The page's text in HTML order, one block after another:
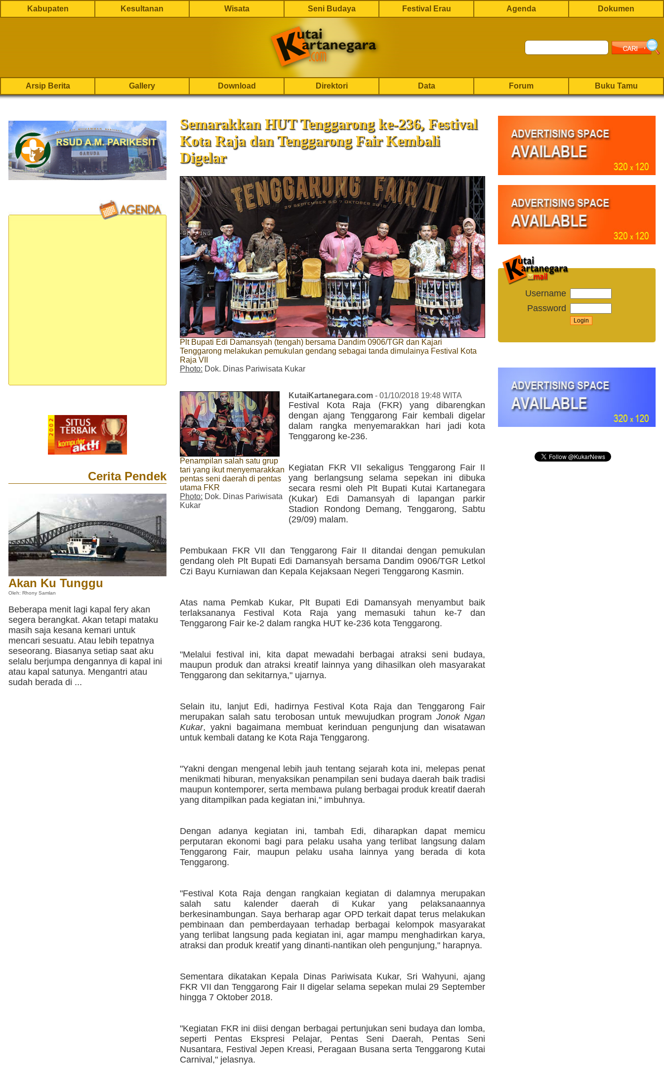
Kabupaten Kesultanan Wisata Seni Budaya Festival Erau Agenda Dokumen
Arsip Berita Gallery Download Direktori Data Forum Buku Tamu
Cerita Pendek
Akan Ku Tunggu
Oleh: Rhony Samlan
Beberapa menit lagi kapal fery akan
segera berangkat. Akan tetapi mataku
masih saja kesana kemari untuk
mencari sesuatu. Atau lebih tepatnya
seseorang. Biasanya setiap saat aku
selalu berjumpa dengannya di kapal ini
atau kapal satunya. Mengantri atau
sudah berada di ...
Semarakkan HUT Tenggarong ke-236, Festival
Kota Raja dan Tenggarong Fair Kembali
Digelar
Plt Bupati Edi Damansyah (tengah) bersama Dandim 0906/TGR dan Kajari
Tenggarong melakukan pemukulan gendang sebagai tanda dimulainya Festival Kota
Raja VII
Photo: Dok. Dinas Pariwisata Kukar
Penampilan salah satu grup
tari yang ikut menyemarakkan
pentas seni daerah di pentas
utama FKR
Photo: Dok. Dinas Pariwisata
Kukar
KutaiKartanegara.com - 01/10/2018 19:48 WITA
Festival Kota Raja (FKR) yang dibarengkan
dengan ajang Tenggarong Fair kembali digelar
dalam rangka menyemarakkan hari jadi kota
Tenggarong ke-236.
Kegiatan FKR VII sekaligus Tenggarong Fair II
yang berlangsung selama sepekan ini dibuka
secara resmi oleh Plt Bupati Kutai Kartanegara
(Kukar) Edi Damansyah di lapangan parkir
Stadion Rondong Demang, Tenggarong, Sabtu
(29/09) malam.
Pembukaan FKR VII dan Tenggarong Fair II ditandai dengan pemukulan
gendang oleh Plt Bupati Edi Damansyah bersama Dandim 0906/TGR Letkol
Czi Bayu Kurniawan dan Kepala Kejaksaan Negeri Tenggarong Kasmin.
Atas nama Pemkab Kukar, Plt Bupati Edi Damansyah menyambut baik
terlaksananya Festival Kota Raja yang memasuki tahun ke-7 dan
Tenggarong Fair ke-2 dalam rangka HUT ke-236 kota Tenggarong.
"Melalui festival ini, kita dapat mewadahi berbagai atraksi seni budaya,
maupun produk dan atraksi kreatif lainnya yang dihasilkan oleh masyarakat
Tenggarong dan sekitarnya," ujarnya.
Selain itu, lanjut Edi, hadirnya Festival Kota Raja dan Tenggarong Fair
merupakan salah satu terobosan untuk mewujudkan program Jonok Ngan
Kukar, yakni bagaimana membuat kerinduan pengunjung dan wisatawan
untuk kembali datang ke Kota Raja Tenggarong.
"Yakni dengan mengenal lebih jauh tentang sejarah kota ini, melepas penat
menikmati hiburan, menyaksikan penampilan seni budaya daerah baik tradisi
maupun kontemporer, serta membawa pulang berbagai produk kreatif daerah
yang ditampilkan pada kegiatan ini," imbuhnya.
Dengan adanya kegiatan ini, tambah Edi, diharapkan dapat memicu
perputaran ekonomi bagi para pelaku usaha yang terlibat langsung dalam
Tenggarong Fair, maupun pelaku usaha lainnya yang berada di kota
Tenggarong.
"Festival Kota Raja dengan rangkaian kegiatan di dalamnya merupakan
salah satu kalender daerah di Kukar yang pelaksanaannya
berkesinambungan. Saya berharap agar OPD terkait dapat terus melakukan
pembinaan dan pemberdayaan terhadap berbagai kelompok masyarakat
yang terlibat langsung pada kegiatan ini, agar mampu menghadirkan karya,
atraksi dan produk kreatif yang dinanti-nantikan oleh pengunjung," harapnya.
Sementara dikatakan Kepala Dinas Pariwisata Kukar, Sri Wahyuni, ajang
FKR VII dan Tenggarong Fair II digelar selama sepekan mulai 29 September
hingga 7 Oktober 2018.
"Kegiatan FKR ini diisi dengan berbagai pertunjukan seni budaya dan lomba,
seperti Pentas Ekspresi Pelajar, Pentas Seni Daerah, Pentas Seni
Nusantara, Festival Jepen Kreasi, Peragaan Busana serta Tenggarong Kutai
Carnival," jelasnya.
Username
Password